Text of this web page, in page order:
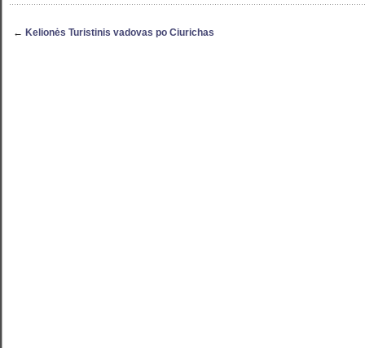
← Kelionės Turistinis vadovas po Ciurichas